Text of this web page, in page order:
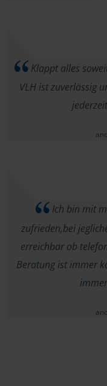
Klappt alles
VLH ist zuverlässig
Ich bin mit
zufrieden,bei
erreichbar ob
Beratung ist immer